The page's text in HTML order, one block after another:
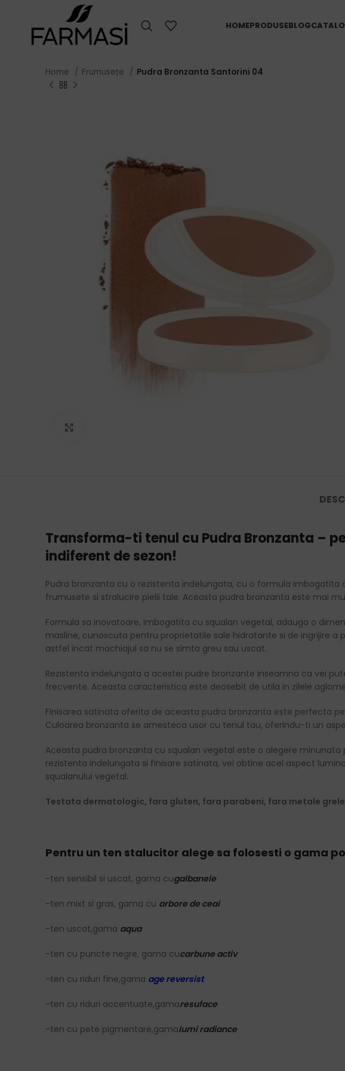
HOMEPRODUSEBLOG
Home Frumusețe Pudra Bronzanta Santorini 04
Transforma-ti tenul cu Pudra Bronzanta –
indiferent de sezon!
Pudra bronzanta cu o rezistenta indelungata, cu o formula
frumusete si stralucire pielii tale. Aceasta pudra bronzanta este mai
Formula sa inovatoare, imbogatita cu squalan vegetal, adauga o
masline, cunoscuta pentru proprietatile sale hidratante si de ingrijire
astfel incat machiajul sa nu se simta greu sau uscat.
Rezistenta indelungata a acestei pudre bronzante inseamna ca vei
frecvente. Aceasta caracteristica este deosebit de utila in zilele
Finisarea satinata oferita de aceasta pudra bronzanta este perfecta
Culoarea bronzanta se amesteca usor cu tenul tau, oferindu-ti un
Aceasta pudra bronzanta cu squalan vegetal este o alegere
rezistenta indelungata si finisare satinata, vei obtine acel aspect
squalanului vegetal.
Testata dermatologic, fara gluten, fara parabeni, fara metale
Pentru un ten stalucitor alege sa folosesti o gama
-ten sensibil si uscat, gama cugalbanele
-ten mixt si gras, gama cu arbore de ceai
-ten uscat,gama aqua
-ten cu puncte negre, gama cucarbune activ
-ten cu riduri fine,gama age reversist
-ten cu riduri accentuate,gamaresuface
-ten cu pete pigmentare,gamalumi radiance